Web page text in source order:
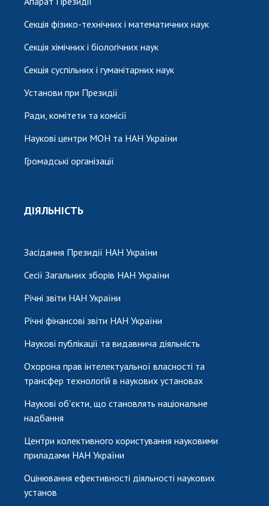
Секція фізико-технічних і математичних наук
Секція хімічних і біологічних наук
Секція суспільних і гуманітарних наук
Установи при Президії
Ради, комітети та комісії
Наукові центри МОН та НАН України
Громадські організації
ДІЯЛЬНІСТЬ
Засідання Президії НАН України
Сесії Загальних зборів НАН України
Річні звіти НАН України
Річні фінансові звіти НАН України
Наукові публікації та видавнича діяльність
Охорона прав інтелектуальної власності та
трансфер технологій в наукових установах
Наукові об'єкти, що становлять національне
надбання
Центри колективного користування науковими
приладами НАН України
Оцінювання ефективності діяльності наукових
установ